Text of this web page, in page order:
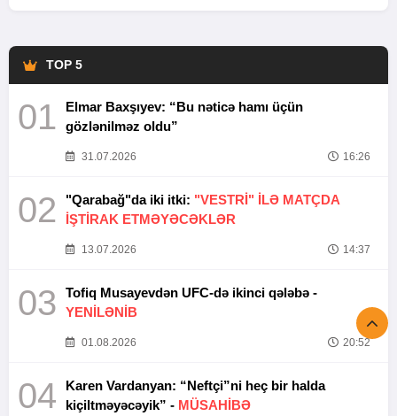
TOP 5
01
Elmar Baxşıyev: “Bu nəticə hamı üçün
gözlənilməz oldu”
31.07.2026 16:26
02 "Qarabağ"da iki itki: "VESTRİ" İLƏ MATÇDA
İŞTİRAK ETMƏYƏCƏKLƏR
13.07.2026 14:37
03
Tofiq Musayevdən UFC-də ikinci qələbə -
YENİLƏNİB
01.08.2026 20:52
04
Karen Vardanyan: “Neftçi”ni heç bir halda
kiçiltməyəcəyik” - MÜSAHİBƏ